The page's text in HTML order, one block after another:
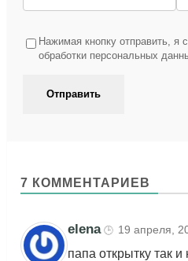
Нажимая кнопку отправить, я
обработки персональных
7 КОММЕНТАРИЕВ
elena 🕒 19 апреля,
папа открытку так